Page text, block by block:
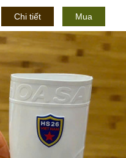
Chi tiết Mua